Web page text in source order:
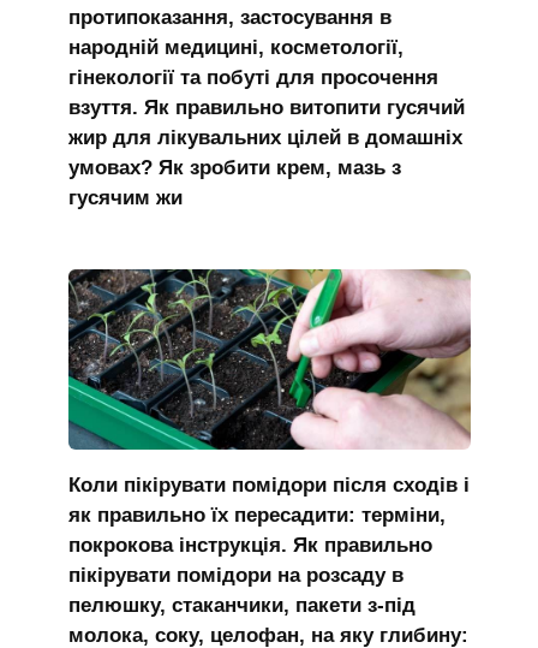
протипоказання, застосування в
народній медицині, косметології,
гінекології та побуті для просочення
взуття. Як правильно витопити гусячий
жир для лікувальних цілей в домашніх
умовах? Як зробити крем, мазь з
гусячим жи
Коли пікірувати помідори після сходів і
як правильно їх пересадити: терміни,
покрокова інструкція. Як правильно
пікірувати помідори на розсаду в
пелюшку, стаканчики, пакети з-під
молока, соку, целофан, на яку глибину: